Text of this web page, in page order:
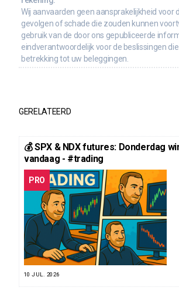
Wij aanvaarden geen aansprakelijkheid voor
gevolgen of schade die zouden kunnen
gebruik van de door ons gepubliceerde
eindverantwoordelijk voor de beslissingen
betrekking tot uw beleggingen.
GERELATEERD
💰 SPX & NDX futures: Donderdag
vandaag - #trading
PRO
10 JUL. 2026